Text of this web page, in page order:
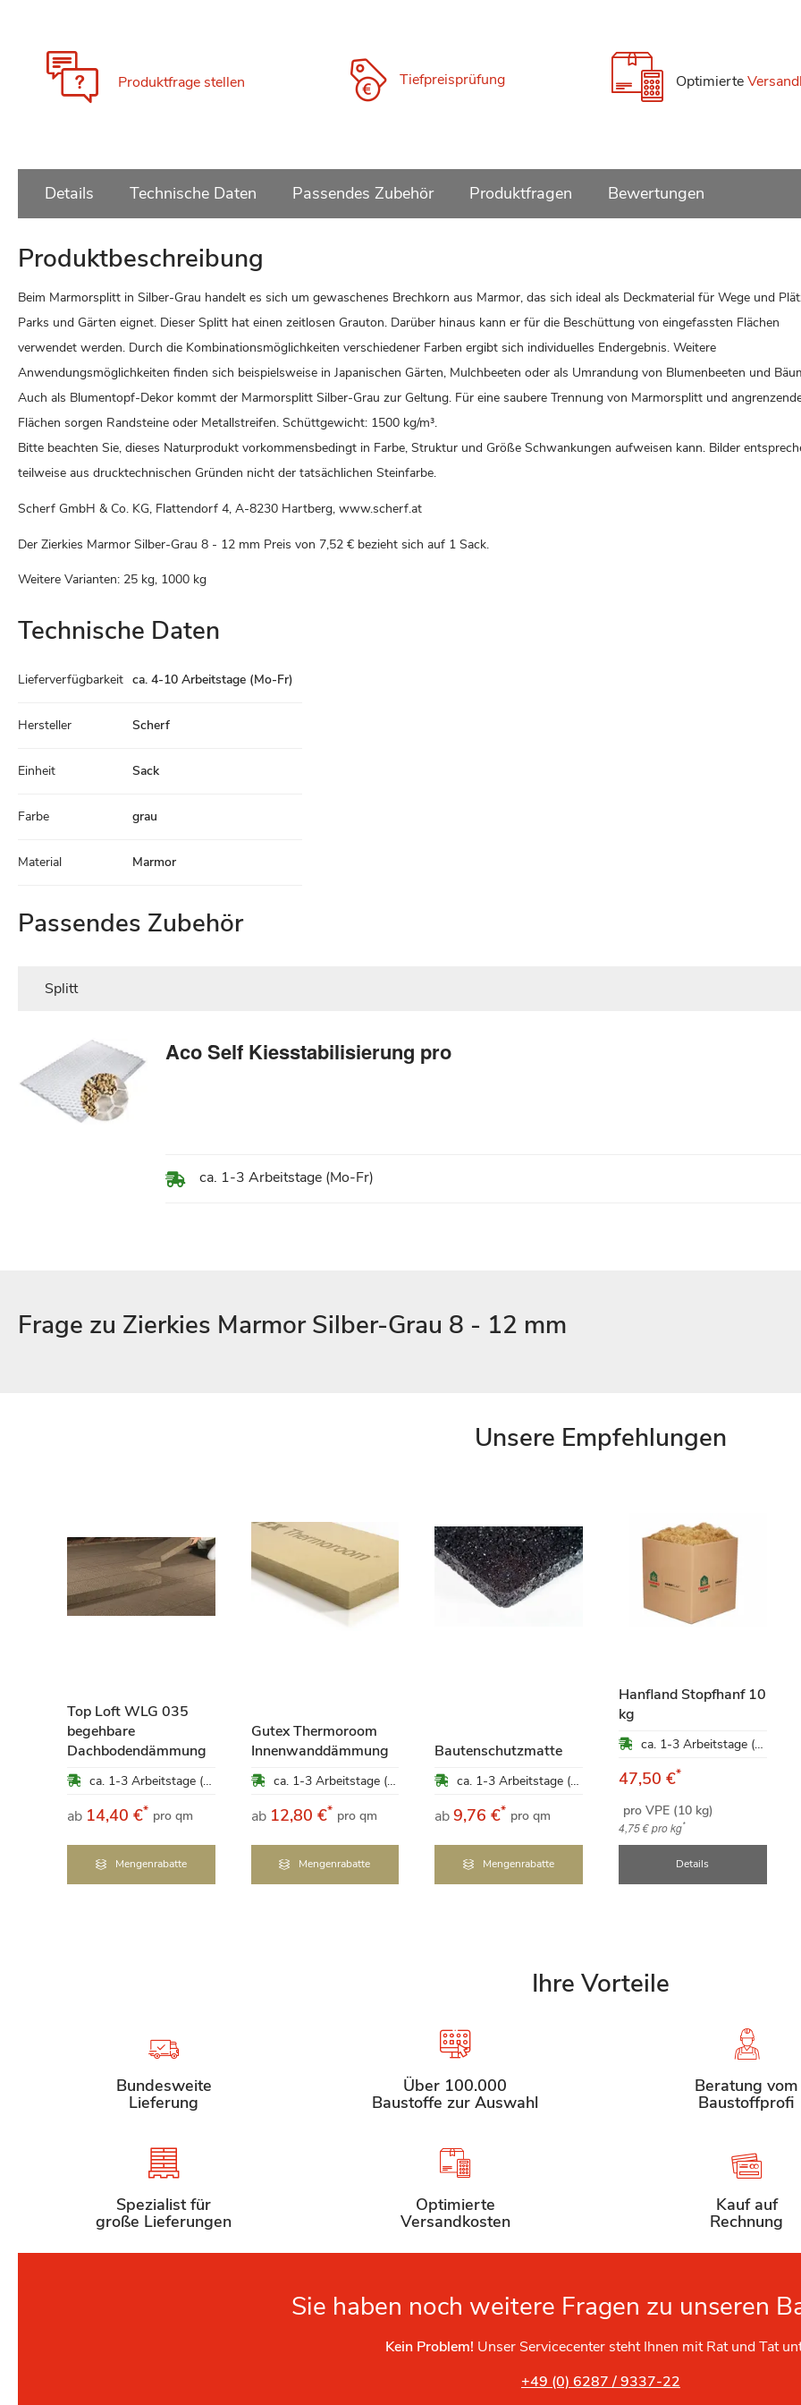
Bildgalerie
springen
Produktfrage stellen Tiefpreisprüfung Optimierte
Details Technische Daten Passendes Zubehör Produktfragen Bewertungen
Produktbeschreibung
Beim Marmorsplitt in Silber-Grau handelt es sich um gewaschenes Brechkorn aus Marmor, das sich ideal als Deckmaterial für Wege und
Parks und Gärten eignet. Dieser Splitt hat einen zeitlosen Grauton. Darüber hinaus kann er für die Beschüttung von eingefassten Flächen
verwendet werden. Durch die Kombinationsmöglichkeiten verschiedener Farben ergibt sich individuelles Endergebnis. Weitere
Anwendungsmöglichkeiten finden sich beispielsweise in Japanischen Gärten, Mulchbeeten oder als Umrandung von Blumenbeeten und
Auch als Blumentopf-Dekor kommt der Marmorsplitt Silber-Grau zur Geltung. Für eine saubere Trennung von Marmorsplitt und
Flächen sorgen Randsteine oder Metallstreifen. Schüttgewicht: 1500 kg/m³.
Bitte beachten Sie, dieses Naturprodukt vorkommensbedingt in Farbe, Struktur und Größe Schwankungen aufweisen kann. Bilder
teilweise aus drucktechnischen Gründen nicht der tatsächlichen Steinfarbe.
Scherf GmbH & Co. KG, Flattendorf 4, A-8230 Hartberg, www.scherf.at
Der Zierkies Marmor Silber-Grau 8 - 12 mm Preis von 7,52 € bezieht sich auf 1 Sack.
Weitere Varianten: 25 kg, 1000 kg
Technische Daten
Daten
Lieferverfügbarkeit ca. 4-10 Arbeitstage (Mo-Fr)
Hersteller Scherf
Einheit Sack
Farbe grau
Material Marmor
Passendes Zubehör
Splitt
Aco Self Kiesstabilisierung pro
ca. 1-3 Arbeitstage (Mo-Fr)
Frage zu Zierkies Marmor Silber-Grau 8 - 12 mm
Unsere Empfehlungen
Top Loft WLG 035
begehbare
Dachbodendämmung
ca. 1-3 Arbeitstage (Mo-Fr)
ab 14,40 €* pro qm
Mengenrabatte
Gutex Thermoroom
Innenwanddämmung
ca. 1-3 Arbeitstage (Mo-Fr)
ab 12,80 €* pro qm
Mengenrabatte
Bautenschutzmatte
ca. 1-3 Arbeitstage (Mo-Fr)
ab9,76 €* pro qm
Mengenrabatte
Hanfland Stopfhanf 10
kg
ca. 1-3 Arbeitstage (Mo-Fr)
47,50 €*
pro VPE (10 kg)
4,75 €pro kg*
Details
Ihre Vorteile
Bundesweite
Lieferung
Über 100.000
Baustoffe zur Auswahl
Beratung vom
Baustoffprofi
Spezialist für
große Lieferungen
Optimierte
Versandkosten
Kauf auf
Rechnung
Sie haben noch weitere Fragen zu unseren
Kein Problem! Unser Servicecenter steht Ihnen mit Rat und Tat
+49 (0) 6287 / 9337-22